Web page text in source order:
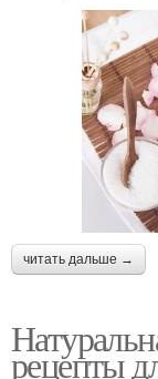
читать дальше →
рецепты